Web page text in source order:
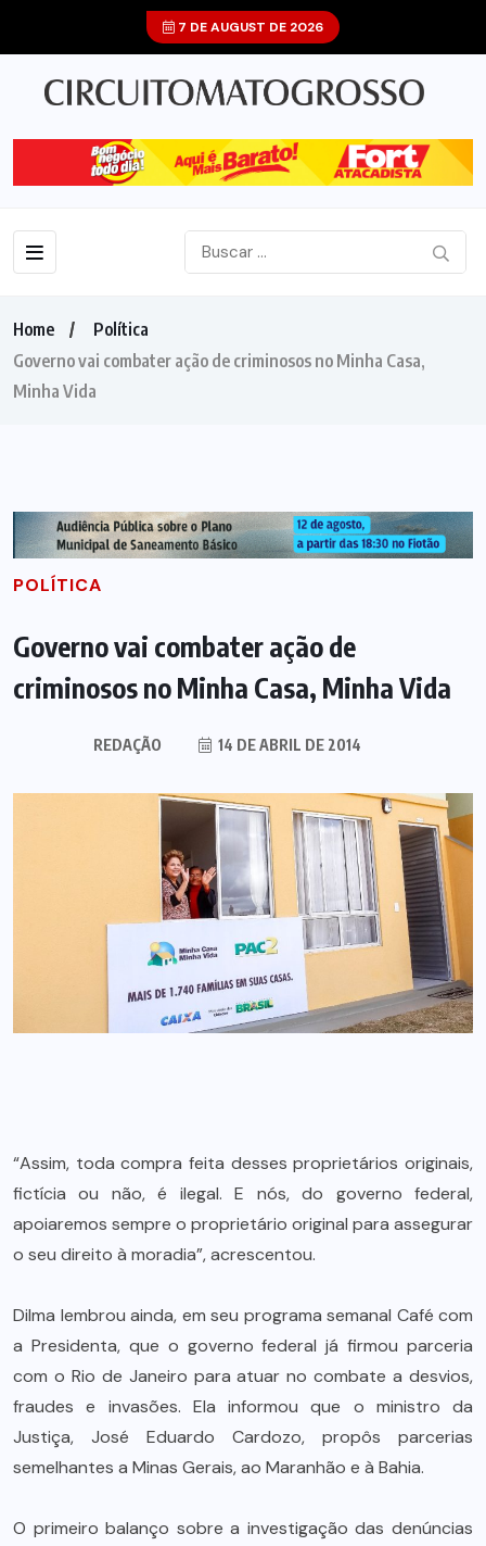
7 DE AUGUST DE 2026
Home
Política
Governo vai combater ação de criminosos no Minha Casa,
Minha Vida
POLÍTICA
Governo vai combater ação de
criminosos no Minha Casa, Minha Vida
REDAÇÃO 14 DE ABRIL DE 2014
“Assim, toda compra feita desses proprietários originais,
fictícia ou não, é ilegal. E nós, do governo federal,
apoiaremos sempre o proprietário original para assegurar
o seu direito à moradia”, acrescentou.
Dilma lembrou ainda, em seu programa semanal Café com
a Presidenta, que o governo federal já firmou parceria
com o Rio de Janeiro para atuar no combate a desvios,
fraudes e invasões. Ela informou que o ministro da
Justiça, José Eduardo Cardozo, propôs parcerias
semelhantes a Minas Gerais, ao Maranhão e à Bahia.
O primeiro balanço sobre a investigação das denúncias